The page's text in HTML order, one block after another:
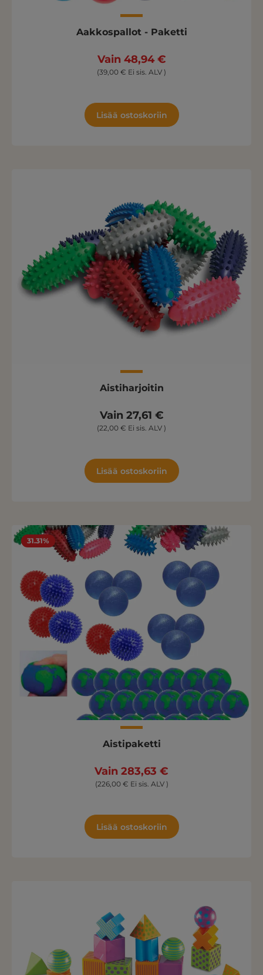
Aakkospallot - Paketti
Vain 48,94 €
(39,00 € Ei sis. ALV )
Lisää ostoskoriin
Aistiharjoitin
Vain 27,61 €
(22,00 € Ei sis. ALV )
Lisää ostoskoriin
31.31%
Aistipaketti
Vain 283,63 €
(226,00 € Ei sis. ALV )
Lisää ostoskoriin